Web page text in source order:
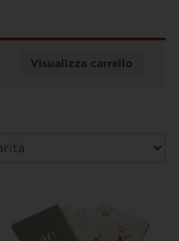
Visualizza carrello